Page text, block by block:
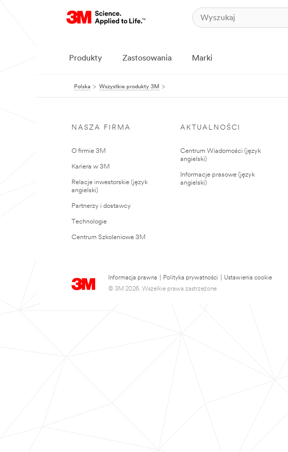
Produkty Zastosowania Marki
Polska Wszystkie produkty 3M
NASZA FIRMA
O firmie 3M
Kariera w 3M
Relacje inwestorskie (język
angielski)
Partnerzy i dostawcy
Technologie
Centrum Szkoleniowe 3M
AKTUALNOŚCI
Centrum Wiadomości (język
angielski)
Informacje prasowe (język
angielski)
Informacja prawna Polityka prywatności
Ustawienia cookie
© 3M 2026. Wszelkie prawa zastrzeżone.